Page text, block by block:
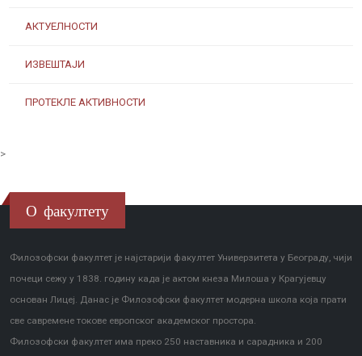
АКТУЕЛНОСТИ
ИЗВЕШТАЈИ
ПРОТЕКЛЕ АКТИВНОСТИ
>
О факултету
Филозофски факултет је најстарији факултет Универзитета у Београду, чији
почеци сежу у 1838. годину када је актом кнеза Милоша у Крагујевцу
основан Лицеј. Данас је Филозофски факултет модерна школа која прати
све савремене токове европског академског простора.
Филозофски факултет има преко 250 наставника и сарадника и 200